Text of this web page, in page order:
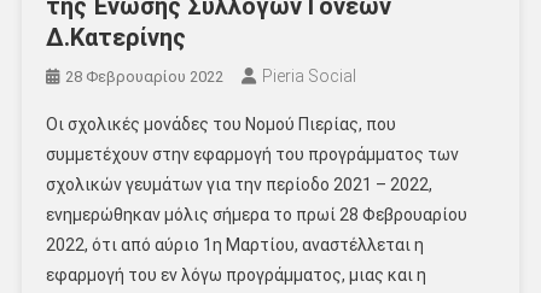
Δ.Κατερίνης
28 Φεβρουαρίου 2022 Pieria Social
Οι σχολικές μονάδες του Νομού Πιερίας, που
συμμετέχουν στην εφαρμογή του προγράμματος των
σχολικών γευμάτων για την περίοδο 2021 – 2022,
ενημερώθηκαν μόλις σήμερα το πρωί 28 Φεβρουαρίου
2022, ότι από αύριο 1η Μαρτίου, αναστέλλεται η
εφαρμογή του εν λόγω προγράμματος, μιας και η